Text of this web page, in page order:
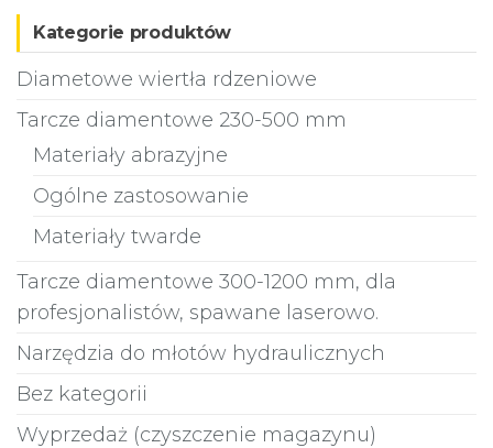
Kategorie produktów
Diametowe wiertła rdzeniowe
Tarcze diamentowe 230-500 mm
Materiały abrazyjne
Ogólne zastosowanie
Materiały twarde
Tarcze diamentowe 300-1200 mm, dla
profesjonalistów, spawane laserowo.
Narzędzia do młotów hydraulicznych
Bez kategorii
Wyprzedaż (czyszczenie magazynu)